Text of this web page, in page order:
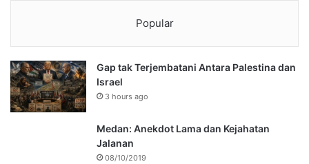
Popular
Gap tak Terjembatani Antara Palestina dan
Israel
3 hours ago
Medan: Anekdot Lama dan Kejahatan
Jalanan
08/10/2019